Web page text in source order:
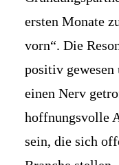
ersten Monate
vorn“. Die
positiv
einen Nerv
hoffnungs­volle
sein, die sich